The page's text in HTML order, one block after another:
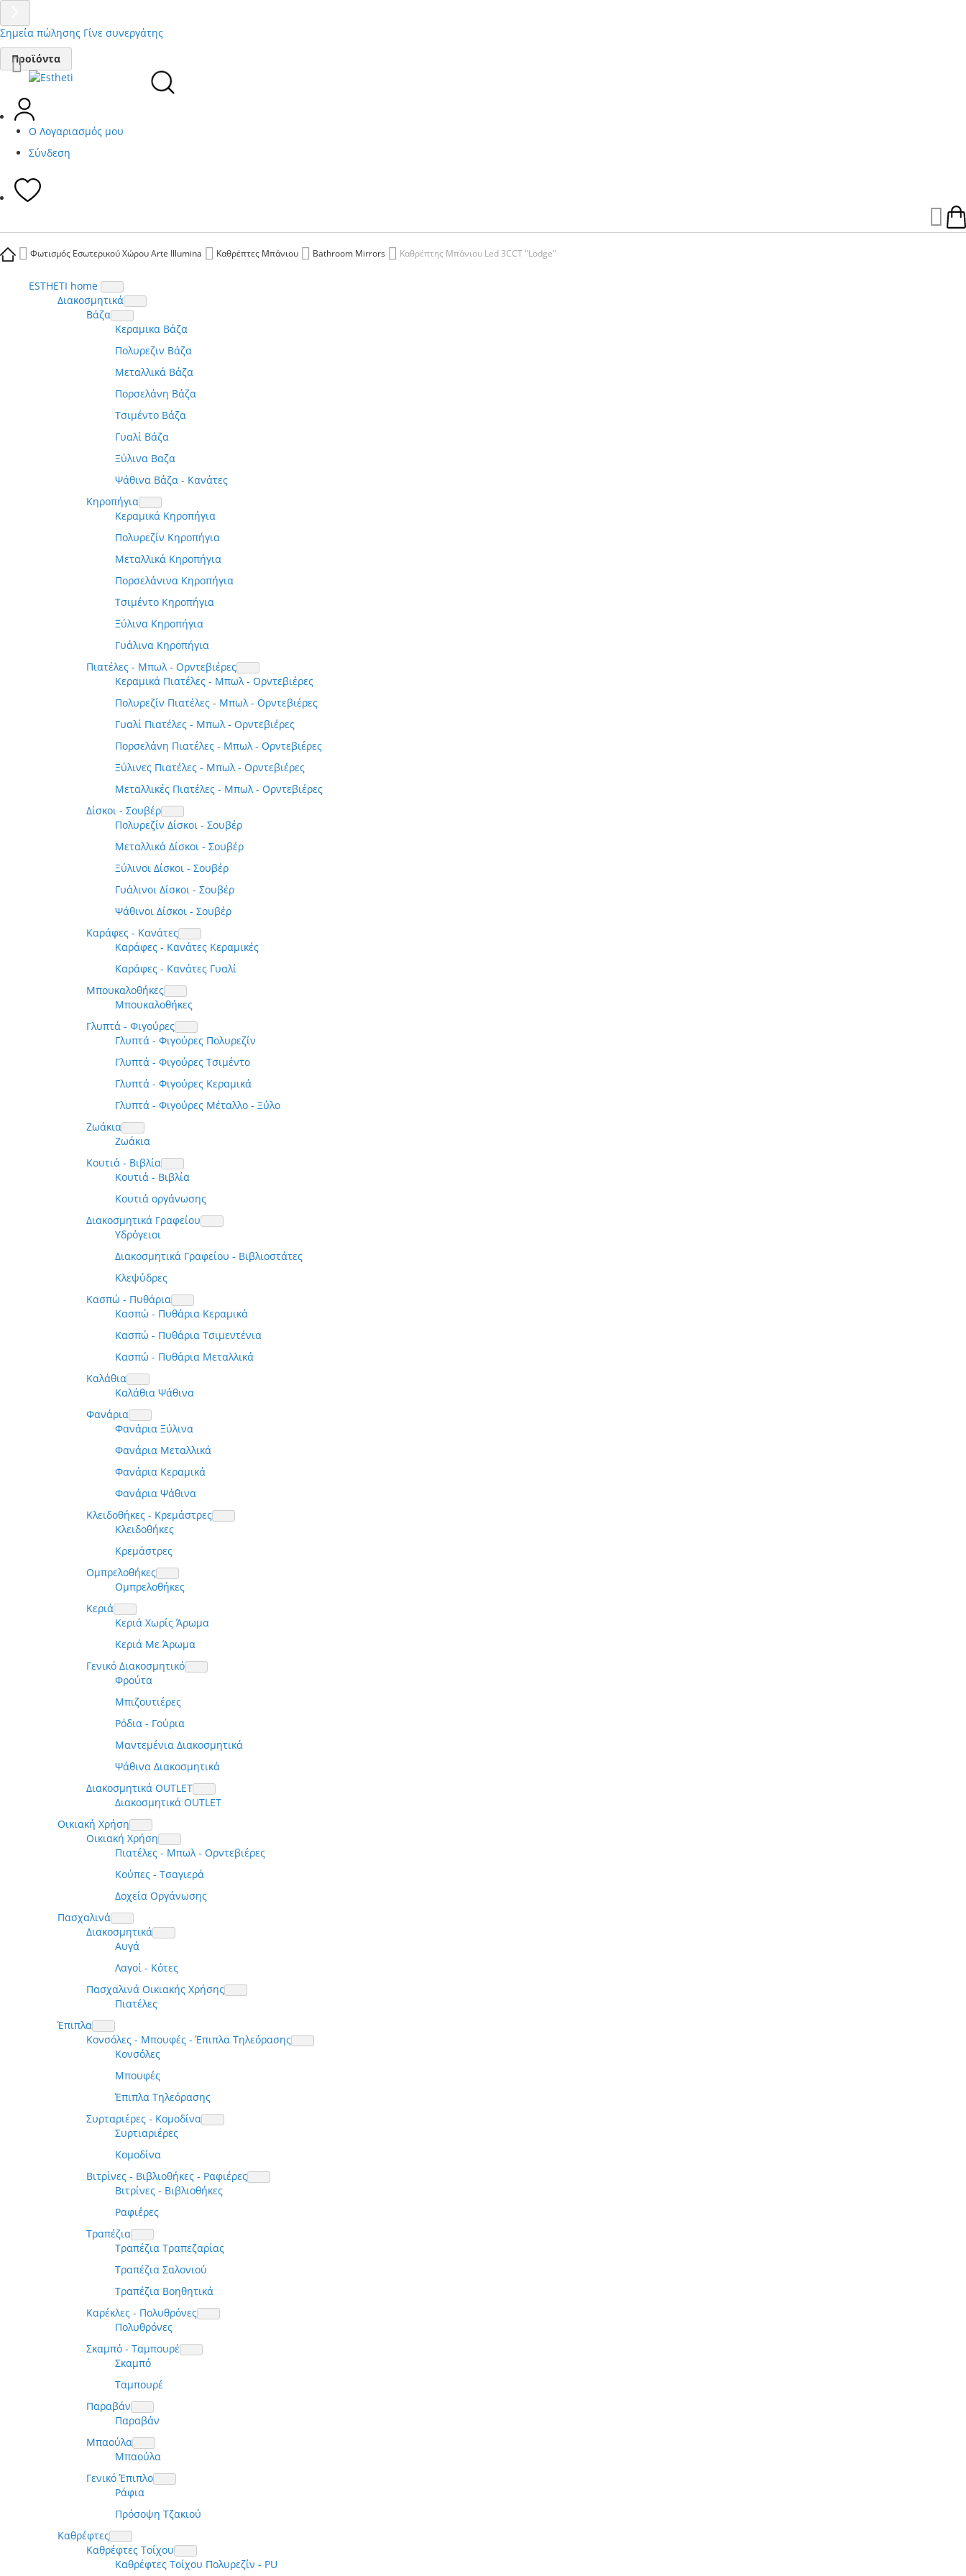
Σημεία πώλησης Γίνε συνεργάτης
Μετάβαση
στο
περιεχόμενο
Προϊόντα
Ο Λογαριασμός μου
Σύνδεση
Φωτισμός Εσωτερικού Χώρου Arte Illumina Καθρέπτες Μπάνιου Bathroom Mirrors Καθρέπτης Μπάνιου Led 3CCT "Lodge"
ESTHETI home
Διακοσμητικά
Βάζα
Κεραμικα Βάζα
Πολυρεζιν Βάζα
Μεταλλικά Βάζα
Πορσελάνη Βάζα
Τσιμέντο Βάζα
Γυαλί Βάζα
Ξύλινα Βαζα
Ψάθινα Βάζα - Κανάτες
Κηροπήγια
Κεραμικά Κηροπήγια
Πολυρεζίν Κηροπήγια
Μεταλλικά Κηροπήγια
Πορσελάνινα Κηροπήγια
Τσιμέντο Κηροπήγια
Ξύλινα Κηροπήγια
Γυάλινα Κηροπήγια
Πιατέλες - Μπωλ - Ορντεβιέρες
Κεραμικά Πιατέλες - Μπωλ - Ορντεβιέρες
Πολυρεζίν Πιατέλες - Μπωλ - Ορντεβιέρες
Γυαλί Πιατέλες - Μπωλ - Ορντεβιέρες
Πορσελάνη Πιατέλες - Μπωλ - Ορντεβιέρες
Ξύλινες Πιατέλες - Μπωλ - Ορντεβιέρες
Μεταλλικές Πιατέλες - Μπωλ - Ορντεβιέρες
Δίσκοι - Σουβέρ
Πολυρεζίν Δίσκοι - Σουβέρ
Μεταλλικά Δίσκοι - Σουβέρ
Ξύλινοι Δίσκοι - Σουβέρ
Γυάλινοι Δίσκοι - Σουβέρ
Ψάθινοι Δίσκοι - Σουβέρ
Καράφες - Κανάτες
Καράφες - Κανάτες Κεραμικές
Καράφες - Κανάτες Γυαλί
Μπουκαλοθήκες
Μπουκαλοθήκες
Γλυπτά - Φιγούρες
Γλυπτά - Φιγούρες Πολυρεζίν
Γλυπτά - Φιγούρες Τσιμέντο
Γλυπτά - Φιγούρες Κεραμικά
Γλυπτά - Φιγούρες Μέταλλο - Ξύλο
Ζωάκια
Ζωάκια
Κουτιά - Βιβλία
Κουτιά - Βιβλία
Κουτιά οργάνωσης
Διακοσμητικά Γραφείου
Υδρόγειοι
Διακοσμητικά Γραφείου - Βιβλιοστάτες
Κλεψύδρες
Κασπώ - Πυθάρια
Κασπώ - Πυθάρια Κεραμικά
Κασπώ - Πυθάρια Τσιμεντένια
Κασπώ - Πυθάρια Μεταλλικά
Καλάθια
Καλάθια Ψάθινα
Φανάρια
Φανάρια Ξύλινα
Φανάρια Μεταλλικά
Φανάρια Κεραμικά
Φανάρια Ψάθινα
Κλειδοθήκες - Κρεμάστρες
Κλειδοθήκες
Κρεμάστρες
Ομπρελοθήκες
Ομπρελοθήκες
Κεριά
Κεριά Χωρίς Άρωμα
Κεριά Με Άρωμα
Γενικό Διακοσμητικό
Φρούτα
Μπιζουτιέρες
Ρόδια - Γούρια
Μαντεμένια Διακοσμητικά
Ψάθινα Διακοσμητικά
Διακοσμητικά OUTLET
Διακοσμητικά OUTLET
Οικιακή Χρήση
Οικιακή Χρήση
Πιατέλες - Μπωλ - Ορντεβιέρες
Κούπες - Τσαγιερά
Δοχεία Οργάνωσης
Πασχαλινά
Διακοσμητικά
Αυγά
Λαγοί - Κότες
Πασχαλινά Οικιακής Χρήσης
Πιατέλες
Έπιπλα
Κονσόλες - Μπουφές - Έπιπλα Τηλεόρασης
Κονσόλες
Μπουφές
Έπιπλα Τηλεόρασης
Συρταριέρες - Κομοδίνα
Συρτιαριέρες
Κομοδίνα
Βιτρίνες - Βιβλιοθήκες - Ραφιέρες
Βιτρίνες - Βιβλιοθήκες
Ραφιέρες
Τραπέζια
Τραπέζια Τραπεζαρίας
Τραπέζια Σαλονιού
Τραπέζια Βοηθητικά
Καρέκλες - Πολυθρόνες
Πολυθρόνες
Σκαμπό - Ταμπουρέ
Σκαμπό
Ταμπουρέ
Παραβάν
Παραβάν
Μπαούλα
Μπαούλα
Γενικό Έπιπλο
Ράφια
Πρόσοψη Τζακιού
Καθρέφτες
Καθρέφτες Τοίχου
Καθρέφτες Τοίχου Πολυρεζίν - PU